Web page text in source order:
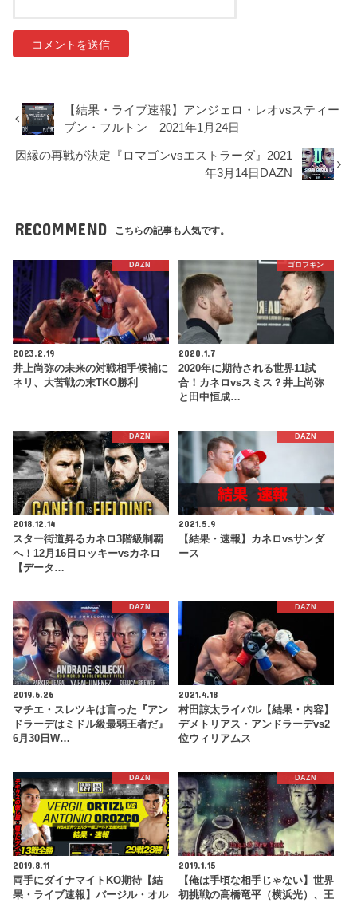
【結果・ライブ速報】アンジェロ・レオvsスティー
ブン・フルトン 2021年1月24日
因縁の再戦が決定『ロマゴンvsエストラーダ』2021
年3月14日DAZN
RECOMMEND こちらの記事も人気です。
DAZN
2023.2.19
井上尚弥の未来の対戦相手候補に
ネリ、大苦戦の末TKO勝利
ゴロフキン
2020.1.7
2020年に期待される世界11試
合！カネロvsスミス？井上尚弥
と田中恒成…
DAZN
2018.12.14
スター街道昇るカネロ3階級制覇
へ！12月16日ロッキーvsカネロ
【データ…
DAZN
2021.5.9
【結果・速報】カネロvsサンダ
ース
DAZN
2019.6.26
マチエ・スレツキは言った『アン
ドラーデはミドル級最弱王者だ』
6月30日W…
DAZN
2021.4.18
村田諒太ライバル【結果・内容】
デメトリアス・アンドラーデvs2
位ウィリアムス
DAZN
2019.8.11
両手にダイナマイトKO期待【結
果・ライブ速報】バージル・オル
DAZN
2019.1.15
【俺は手頃な相手じゃない】世界
初挑戦の高橋竜平（横浜光）、王